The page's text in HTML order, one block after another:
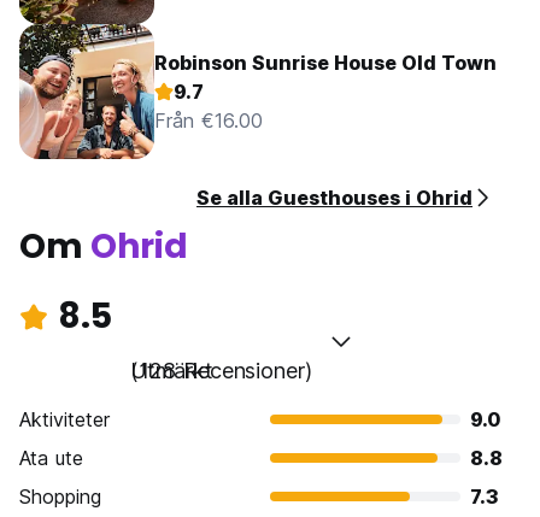
Robinson Sunrise House Old Town
9.7
Från €16.00
Se alla Guesthouses i Ohrid
Om Ohrid
8.5
Utmärkt
(128 Recensioner)
Aktiviteter
9.0
Ata ute
8.8
Shopping
7.3